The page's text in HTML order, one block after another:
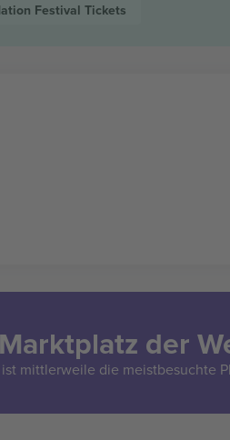
Festival Tickets
der
mittlerweile die meistbesuchte